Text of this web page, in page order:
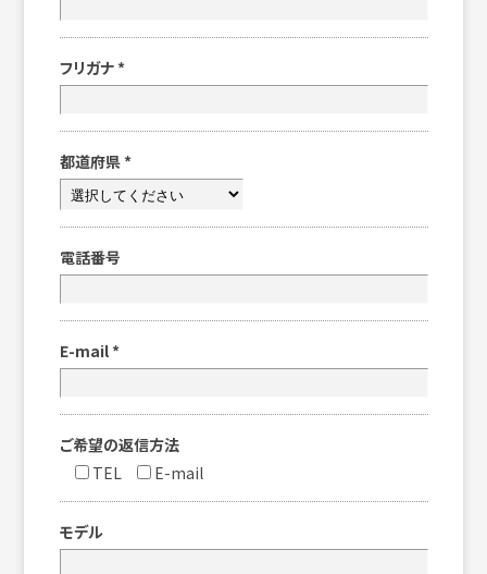
フリガナ *
都道府県 *
電話番号
E-mail *
ご希望の返信方法
TEL
E-mail
モデル